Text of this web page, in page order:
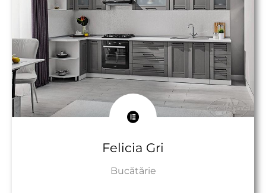
Felicia Gri
Bucătărie